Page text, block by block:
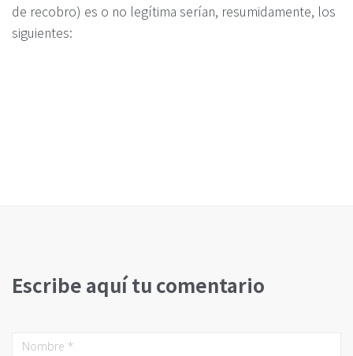
de recobro) es o no legítima serían, resumidamente, los
siguientes:
Escribe aquí tu comentario